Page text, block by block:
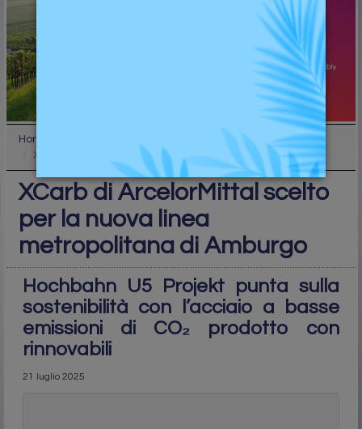
Home
XCarb di ArcelorMittal scelto per la nuova linea m...
XCarb di ArcelorMittal scelto
per la nuova linea
metropolitana di Amburgo
Hochbahn U5 Projekt punta sulla
sostenibilità con l’acciaio a basse
emissioni di CO₂ prodotto con
rinnovabili
21 luglio 2025